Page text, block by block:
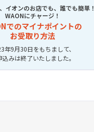
イオンのお店でも、誰でも簡単！
WAONにチャージ！
でのマイナポイントの
お受取り方法
年9月30日をもちまして、
込みは終了いたしました。